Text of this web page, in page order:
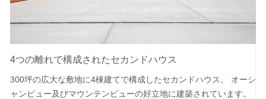
4つの離れで構成されたセカンドハウス
300坪の広大な敷地に4棟建てで構成したセカンドハウス。 オーシ
ャンビュー及びマウンテンビューの好立地に建築されています。